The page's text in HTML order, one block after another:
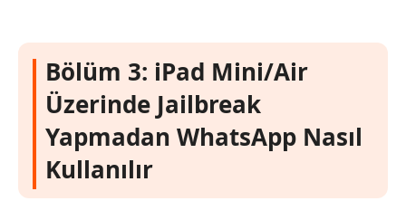
Bölüm 3: iPad Mini/Air
Üzerinde Jailbreak
Yapmadan WhatsApp Nasıl
Kullanılır